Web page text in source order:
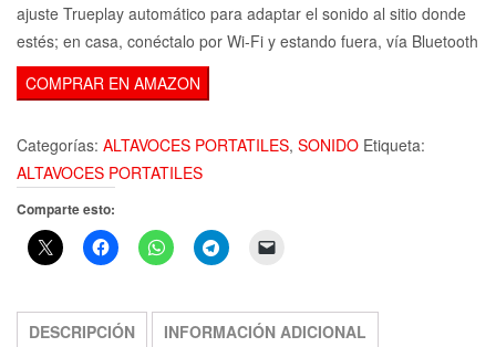
ajuste Trueplay automático para adaptar el sonido al sitio donde
estés; en casa, conéctalo por Wi-Fi y estando fuera, vía Bluetooth
COMPRAR EN AMAZON
Categorías: ALTAVOCES PORTATILES, SONIDO Etiqueta:
ALTAVOCES PORTATILES
Comparte esto:
DESCRIPCIÓN INFORMACIÓN ADICIONAL